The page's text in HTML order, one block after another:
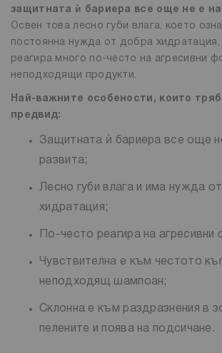
защитната ѝ бариера все още не е
Освен това лесно губи влага, което
постоянна нужда от добра
реагира много по-често на агресивни
неподходящи продукти.
Най-важните особености, които
предвид:
Защитната ѝ бариера все още
развита;
Лесно губи влага и има нужда
хидратация;
По-често реагира на агресивни
Чувствителна е към честото
неподходящ шампоан;
Склонна е към раздразнения в
пелените и поява на подсичане.